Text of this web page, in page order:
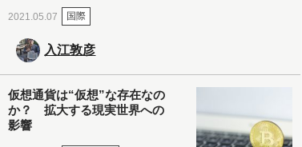
2021.05.07 国際
入江敦彦
仮想通貨は“仮想”な存在なの
か？ 拡大する現実世界への
影響